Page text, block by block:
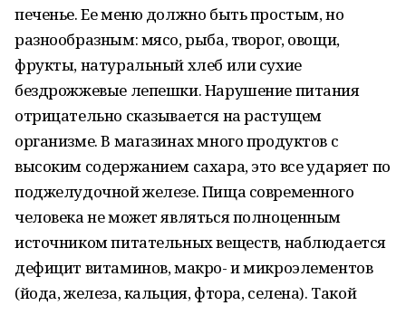
печенье. Ее меню должно быть простым, но
разнообразным: мясо, рыба, творог, овощи,
фрукты, натуральный хлеб или сухие
бездрожжевые лепешки. Нарушение питания
отрицательно сказывается на растущем
организме. В магазинах много продуктов с
высоким содержанием сахара, это все ударяет по
поджелудочной железе. Пища современного
человека не может являться полноценным
источником питательных веществ, наблюдается
дефицит витаминов, макро- и микроэлементов
(йода, железа, кальция, фтора, селена). Такой